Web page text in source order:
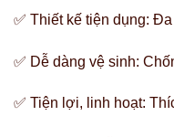
✅ Thiết kế tiện dụng:
✅ Dễ dàng vệ sinh:
✅ Tiện lợi, linh hoạt: